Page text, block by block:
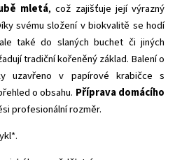
mletá, což zajišťuje její výrazný
svému složení v biokvalitě se hodí
také do slaných buchet či jiných
tradiční kořeněný základ. Balení o
uzavřeno v papírové krabičce s
o obsahu. Příprava domácího
profesionální rozměr.